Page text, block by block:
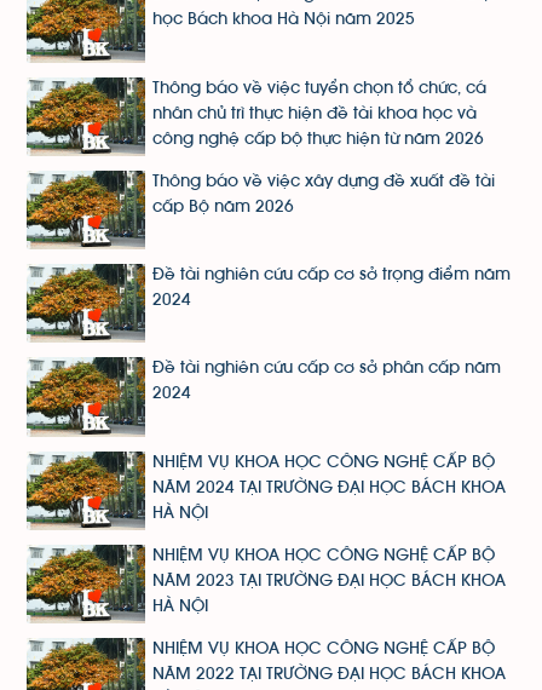
học Bách khoa Hà Nội năm 2025
Thông báo về việc tuyển chọn tổ chức, cá
nhân chủ trì thực hiện đề tài khoa học và
công nghệ cấp bộ thực hiện từ năm 2026
Thông báo về việc xây dựng đề xuất đề tài
cấp Bộ năm 2026
Đề tài nghiên cứu cấp cơ sở trọng điểm năm
2024
Đề tài nghiên cứu cấp cơ sở phân cấp năm
2024
NHIỆM VỤ KHOA HỌC CÔNG NGHỆ CẤP BỘ
NĂM 2024 TẠI TRƯỜNG ĐẠI HỌC BÁCH KHOA
HÀ NỘI
NHIỆM VỤ KHOA HỌC CÔNG NGHỆ CẤP BỘ
NĂM 2023 TẠI TRƯỜNG ĐẠI HỌC BÁCH KHOA
HÀ NỘI
NHIỆM VỤ KHOA HỌC CÔNG NGHỆ CẤP BỘ
NĂM 2022 TẠI TRƯỜNG ĐẠI HỌC BÁCH KHOA